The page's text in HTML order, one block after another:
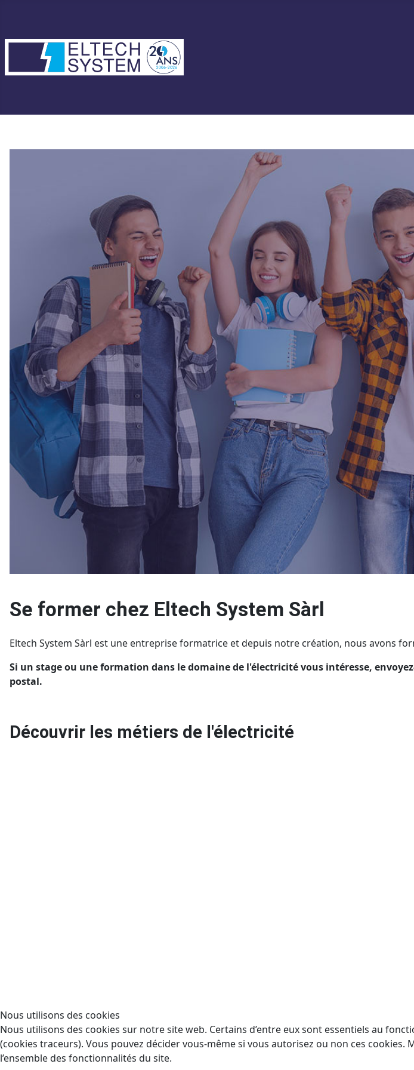
Se former chez Eltech System Sàrl
Eltech System Sàrl est une entreprise formatrice et depuis notre création, nous avons
Si un stage ou une formation dans le domaine de l'électricité vous intéresse,
postal.
Découvrir les métiers de l'électricité
Nous utilisons des cookies
Nous utilisons des cookies sur notre site web. Certains d’entre eux sont essentiels au
(cookies traceurs). Vous pouvez décider vous-même si vous autorisez ou non ces
l’ensemble des fonctionnalités du site.